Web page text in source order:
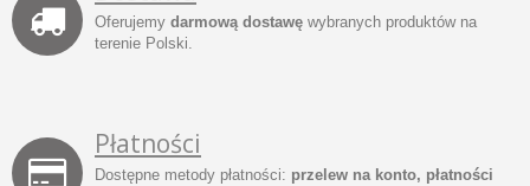
Oferujemy darmową dostawę wybranych produktów na
terenie Polski.
Płatności
Dostępne metody płatności: przelew na konto, płatności